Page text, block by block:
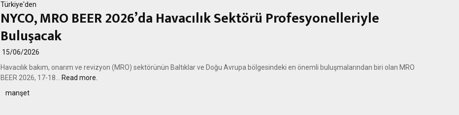
Türkiye'den
NYCO, MRO BEER 2026’da Havacılık Sektörü Profesyonelleriyle
Buluşacak
15/06/2026
Havacılık bakım, onarım ve revizyon (MRO) sektörünün Baltıklar ve Doğu Avrupa bölgesindeki en önemli buluşmalarından biri olan MRO
BEER 2026, 17-18...
Read more.
manşet